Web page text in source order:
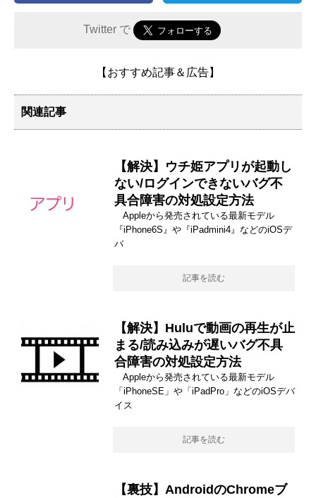
Twitter で
【おすすめ記事＆広告】
関連記事
【解決】ウチ姫アプリが起動し
ない/ログインできないバグ不
具合障害の対処設定方法
Appleから発売されている最新モデル
『iPhone6S』や『iPadmini4』などのiOSデ
バ
記事を読む
【解決】Huluで動画の再生が止
まる/読み込みが遅いバグ不具
合障害の対処設定方法
Appleから発売されている最新モデル
「iPhoneSE」や「iPadPro」などのiOSデバ
イス
記事を読む
【裏技】AndroidのChromeブ